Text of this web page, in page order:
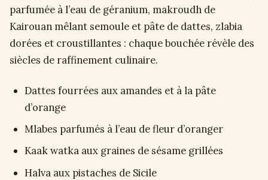
parfumée à l’eau de géranium, makroudh de
Kairouan mêlant semoule et pâte de dattes, zlabia
dorées et croustillantes : chaque bouchée révèle des
siècles de raffinement culinaire.
Dattes fourrées aux amandes et à la pâte
d’orange
Mlabes parfumés à l’eau de fleur d’oranger
Kaak watka aux graines de sésame grillées
Halva aux pistaches de Sicile